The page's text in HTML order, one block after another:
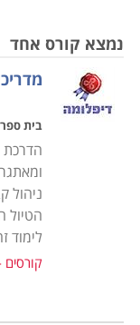
גבוהה, שהות
בתנאי לחץ,
נוספות.
קורס מדריכי
הוא לימודים
ביהדות, נצרות
ואלמנטים
סקירת מסלולי
המזרח הרחוק
למשל אוכל,
נמצא קורס אחד
בית
הדרכת
ניהול
הטיול
לימוד
קורסים -